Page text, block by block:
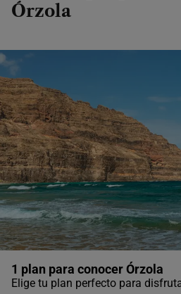
Órzola
1 plan para conocer Órzola
Elige tu plan perfecto para